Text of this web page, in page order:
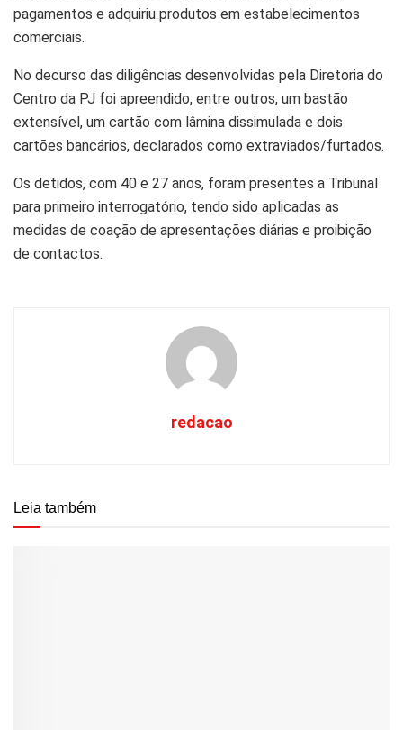
pagamentos e adquiriu produtos em estabelecimentos
comerciais.
No decurso das diligências desenvolvidas pela Diretoria do
Centro da PJ foi apreendido, entre outros, um bastão
extensível, um cartão com lâmina dissimulada e dois
cartões bancários, declarados como extraviados/furtados.
Os detidos, com 40 e 27 anos, foram presentes a Tribunal
para primeiro interrogatório, tendo sido aplicadas as
medidas de coação de apresentações diárias e proibição
de contactos.
redacao
Leia também